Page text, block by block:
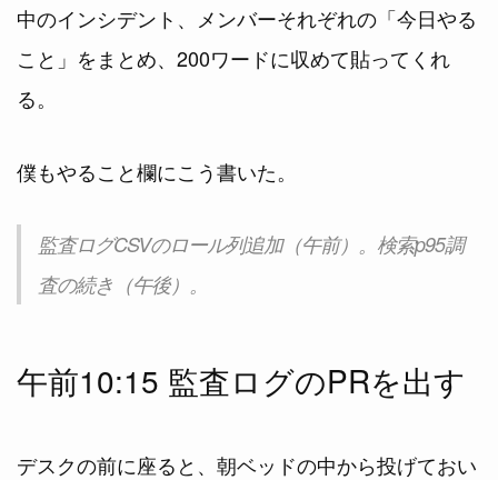
中のインシデント、メンバーそれぞれの「今日やる
こと」をまとめ、200ワードに収めて貼ってくれ
る。
僕もやること欄にこう書いた。
監査ログCSVのロール列追加（午前）。検索p95調
査の続き（午後）。
午前10:15 監査ログのPRを出す
デスクの前に座ると、朝ベッドの中から投げておい